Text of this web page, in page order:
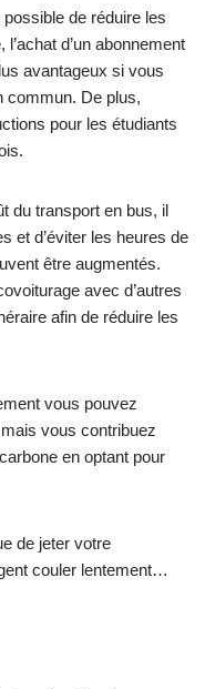
de réduire les
d’un abonnement
avantageux si vous
commun. De plus,
pour les étudiants
du transport en bus, il
et d’éviter les heures de
être augmentés.
avec d’autres
afin de réduire les
vous pouvez
vous contribuez
en optant pour
de jeter votre
couler lentement…